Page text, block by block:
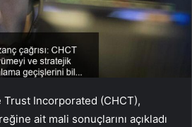
Incorporated (CHCT),
ait mali sonuçlarını açıkladı